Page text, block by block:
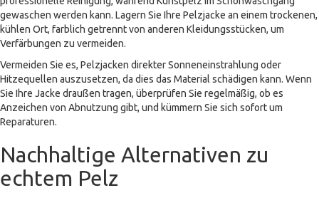
gewaschen werden kann. Lagern Sie Ihre Pelzjacke an einem trockenen,
kühlen Ort, farblich getrennt von anderen Kleidungsstücken, um
Verfärbungen zu vermeiden.
Vermeiden Sie es, Pelzjacken direkter Sonneneinstrahlung oder
Hitzequellen auszusetzen, da dies das Material schädigen kann. Wenn
Sie Ihre Jacke draußen tragen, überprüfen Sie regelmäßig, ob es
Anzeichen von Abnutzung gibt, und kümmern Sie sich sofort um
Reparaturen.
Nachhaltige Alternativen zu
echtem Pelz